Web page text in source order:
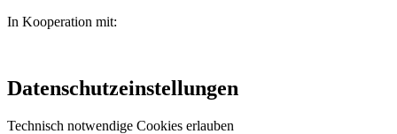
In Kooperation mit:
Datenschutzeinstellungen
Technisch notwendige Cookies erlauben